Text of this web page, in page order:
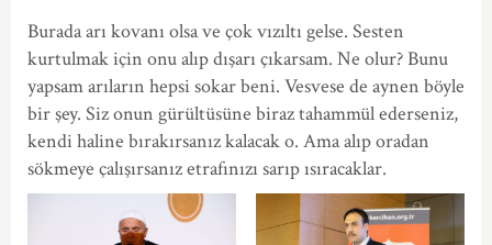
Burada arı kovanı olsa ve çok vızıltı gelse. Sesten
kurtulmak için onu alıp dışarı çıkarsam. Ne olur? Bunu
yapsam arıların hepsi sokar beni. Vesvese de aynen böyle
bir şey. Siz onun gürültüsüne biraz tahammül ederseniz,
kendi haline bırakırsanız kalacak o. Ama alıp oradan
sökmeye çalışırsanız etrafınızı sarıp ısıracaklar.